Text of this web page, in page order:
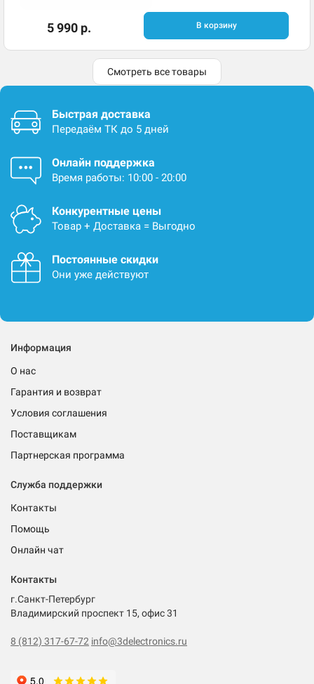
5 990 р. В корзину
Смотреть все товары
Быстрая доставка
Передаём ТК до 5 дней
Онлайн поддержка
Время работы: 10:00 - 20:00
Конкурентные цены
Товар + Доставка = Выгодно
Постоянные скидки
Они уже действуют
Информация
О нас
Гарантия и возврат
Условия соглашения
Поставщикам
Партнерская программа
Служба поддержки
Контакты
Помощь
Онлайн чат
Контакты
г.Санкт-Петербург
Владимирский проспект 15, офис 31
8 (812) 317-67-72 info@3delectronics.ru